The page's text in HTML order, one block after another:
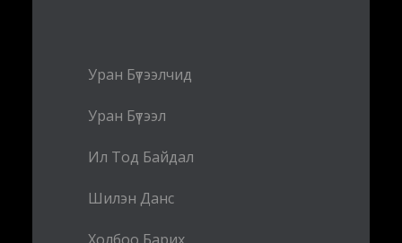
Уран Бүтээлчид
Уран Бүтээл
Ил Тод Байдал
Шилэн Данс